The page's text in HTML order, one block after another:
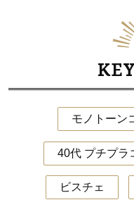
モノトーン
40代 プチプラ
ビスチェ